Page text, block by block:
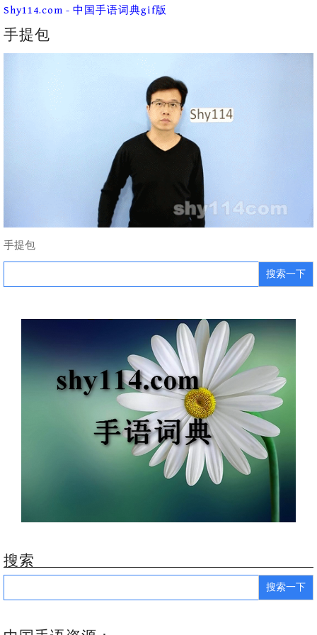
Skip
content
Shy114.com - 中国手语词典gif版
手提包
手提包
Search
搜索
Search